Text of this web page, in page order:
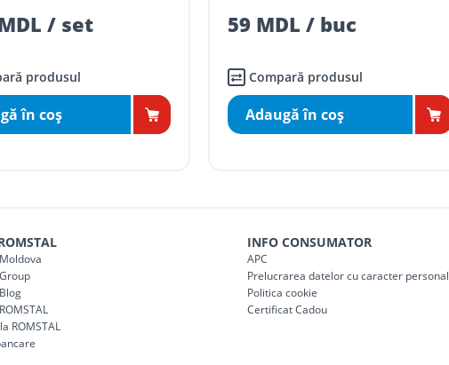
/ set
produsul
în coş
59 MDL / buc
Compară produsul
Adaugă în coş
ROMSTAL
INFO CONSUMATOR
APC
Prelucrarea datelor cu caracter personal
Politica cookie
Certificat Cadou